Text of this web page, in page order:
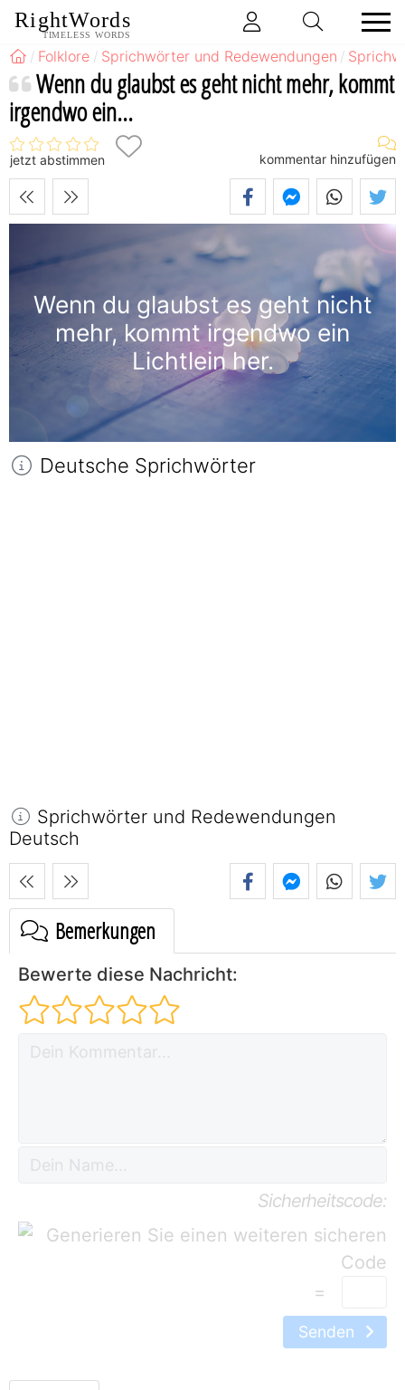
RightWords
TIMELESS WORDS
Folklore Sprichwörter und Redewendungen
Wenn du glaubst es geht nicht mehr, kommt
irgendwo ein...
jetzt abstimmen kommentar hinzufügen
Wenn du glaubst es geht nicht
mehr, kommt irgendwo ein
Lichtlein her.
Deutsche Sprichwörter
Sprichwörter und Redewendungen
Deutsch
Bemerkungen
Bewerte diese Nachricht:
Sicherheitscode:
=
Senden